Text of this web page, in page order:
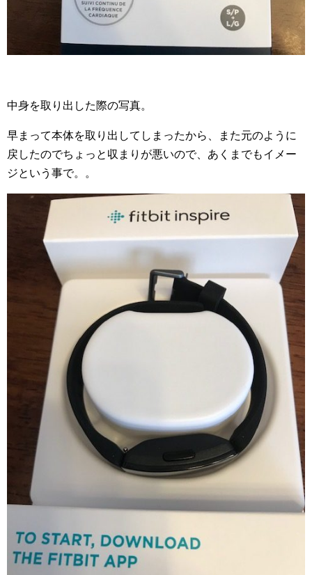
中身を取り出した際の写真。
早まって本体を取り出してしまったから、また元のように
戻したのでちょっと収まりが悪いので、あくまでもイメー
ジという事で。。